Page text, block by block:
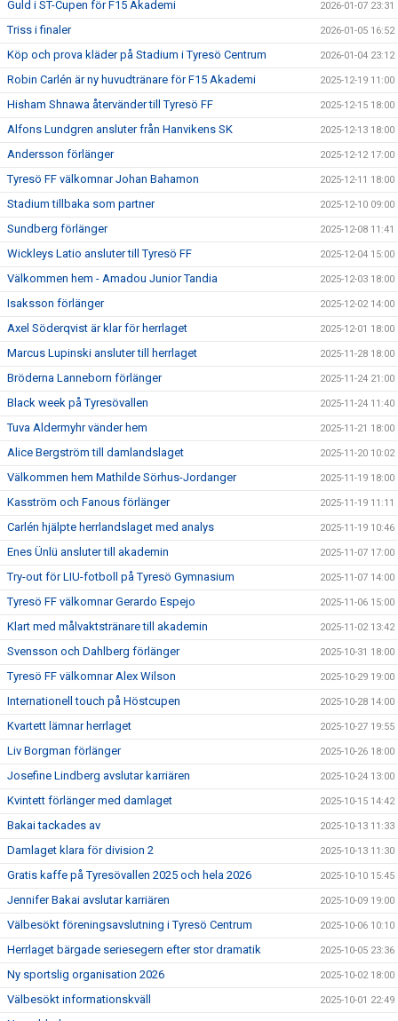
Guld i ST-Cupen för F15 Akademi 2026-01-07 23:31
Triss i finaler 2026-01-05 16:52
Köp och prova kläder på Stadium i Tyresö Centrum 2026-01-04 23:12
Robin Carlén är ny huvudtränare för F15 Akademi 2025-12-19 11:00
Hisham Shnawa återvänder till Tyresö FF 2025-12-15 18:00
Alfons Lundgren ansluter från Hanvikens SK 2025-12-13 18:00
Andersson förlänger 2025-12-12 17:00
Tyresö FF välkomnar Johan Bahamon 2025-12-11 18:00
Stadium tillbaka som partner 2025-12-10 09:00
Sundberg förlänger 2025-12-08 11:41
Wickleys Latio ansluter till Tyresö FF 2025-12-04 15:00
Välkommen hem - Amadou Junior Tandia 2025-12-03 18:00
Isaksson förlänger 2025-12-02 14:00
Axel Söderqvist är klar för herrlaget 2025-12-01 18:00
Marcus Lupinski ansluter till herrlaget 2025-11-28 18:00
Bröderna Lanneborn förlänger 2025-11-24 21:00
Black week på Tyresövallen 2025-11-24 11:40
Tuva Aldermyhr vänder hem 2025-11-21 18:00
Alice Bergström till damlandslaget 2025-11-20 10:02
Välkommen hem Mathilde Sörhus-Jordanger 2025-11-19 18:00
Kasström och Fanous förlänger 2025-11-19 11:11
Carlén hjälpte herrlandslaget med analys 2025-11-19 10:46
Enes Ünlü ansluter till akademin 2025-11-07 17:00
Try-out för LIU-fotboll på Tyresö Gymnasium 2025-11-07 14:00
Tyresö FF välkomnar Gerardo Espejo 2025-11-06 15:00
Klart med målvaktstränare till akademin 2025-11-02 13:42
Svensson och Dahlberg förlänger 2025-10-31 18:00
Tyresö FF välkomnar Alex Wilson 2025-10-29 19:00
Internationell touch på Höstcupen 2025-10-28 14:00
Kvartett lämnar herrlaget 2025-10-27 19:55
Liv Borgman förlänger 2025-10-26 18:00
Josefine Lindberg avslutar karriären 2025-10-24 13:00
Kvintett förlänger med damlaget 2025-10-15 14:42
Bakai tackades av 2025-10-13 11:33
Damlaget klara för division 2 2025-10-13 11:30
Gratis kaffe på Tyresövallen 2025 och hela 2026 2025-10-10 15:45
Jennifer Bakai avslutar karriären 2025-10-09 19:00
Välbesökt föreningsavslutning i Tyresö Centrum 2025-10-06 10:10
Herrlaget bärgade seriesegern efter stor dramatik 2025-10-05 23:36
Ny sportslig organisation 2026 2025-10-02 18:00
Välbesökt informationskväll 2025-10-01 22:49